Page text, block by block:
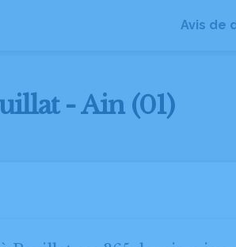
Avis de
- Ain (01)